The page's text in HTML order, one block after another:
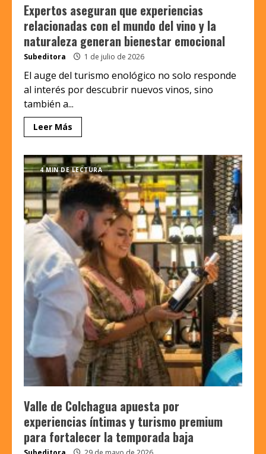
Expertos aseguran que experiencias
relacionadas con el mundo del vino y la
naturaleza generan bienestar emocional
Subeditora 1 de julio de 2026
El auge del turismo enológico no solo responde
al interés por descubrir nuevos vinos, sino
también a...
Leer Más
4 MIN DE LECTURA
Valle de Colchagua apuesta por
experiencias íntimas y turismo premium
para fortalecer la temporada baja